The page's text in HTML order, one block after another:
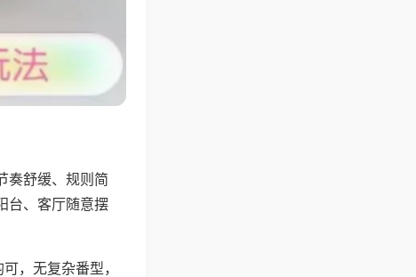
奏舒缓、规则简
台、客厅随意摆
，无复杂番型，